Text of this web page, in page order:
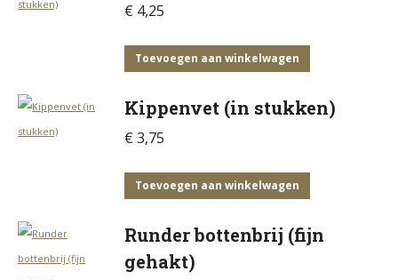
€ 4,25
Toevoegen aan winkelwagen
Kippenvet (in stukken)
€ 3,75
Toevoegen aan winkelwagen
Runder bottenbrij (fijn
gehakt)